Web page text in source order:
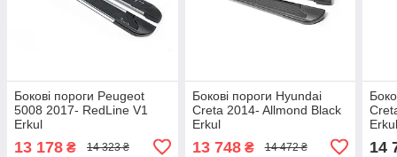
Бокові пороги Peugeot
5008 2017- RedLine V1
Erkul
13 178 ₴ 14 323 ₴
Бокові пороги Hyundai
Creta 2014- Allmond Black
Erkul
13 748₴ 14 472 ₴ 14